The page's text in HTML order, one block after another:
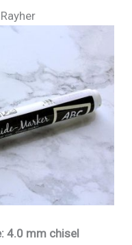
4.0 mm chisel